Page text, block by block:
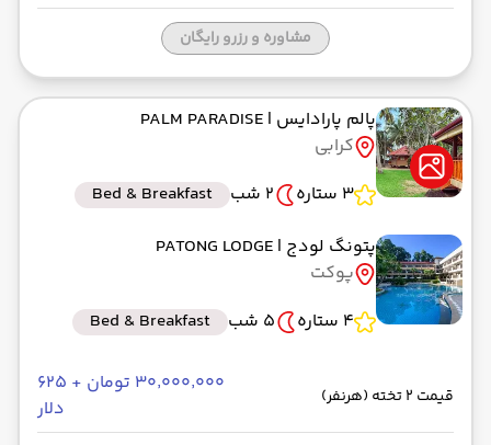
از پوکت HKT
حرکت از مبدا: 00:00
به کرابی
رسیدن به مقصد :
BUSمدت سفر: 03:00
حرکت از مبدا: 22:45
مشاوره و رزرو رایگان
پالم پارادایس | PALM PARADISE
کرابی
3 ستاره
2 شب
Bed & Breakfast
پتونگ لودج | PATONG LODGE
پوکت
4 ستاره
5 شب Bed & Breakfast
قیمت 2 تخته (هرنفر)
۳۰٬۰۰۰٬۰۰۰ تومان + ۶۲۵
دلار